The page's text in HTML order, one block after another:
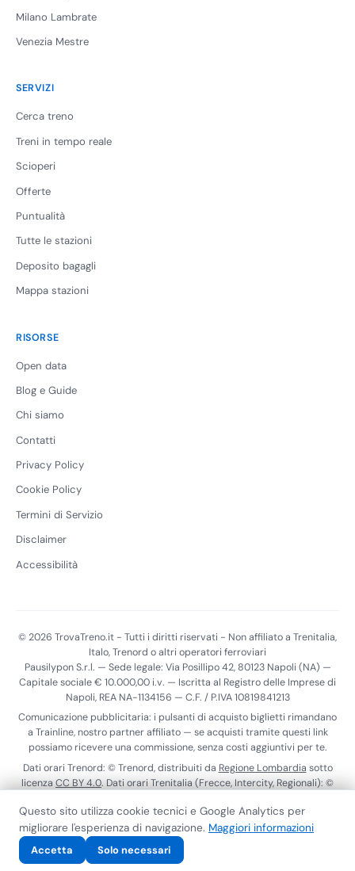
Milano Lambrate
Venezia Mestre
SERVIZI
Cerca treno
Treni in tempo reale
Scioperi
Offerte
Puntualità
Tutte le stazioni
Deposito bagagli
Mappa stazioni
RISORSE
Open data
Blog e Guide
Chi siamo
Contatti
Privacy Policy
Cookie Policy
Termini di Servizio
Disclaimer
Accessibilità
© 2026 TrovaTreno.it - Tutti i diritti riservati - Non affiliato a Trenitalia,
Italo, Trenord o altri operatori ferroviari
Pausilypon S.r.l. — Sede legale: Via Posillipo 42, 80123 Napoli (NA) —
Capitale sociale € 10.000,00 i.v. — Iscritta al Registro delle Imprese di
Napoli, REA NA-1134156 — C.F. / P.IVA 10819841213
Comunicazione pubblicitaria: i pulsanti di acquisto biglietti rimandano
a Trainline, nostro partner affiliato — se acquisti tramite questi link
possiamo ricevere una commissione, senza costi aggiuntivi per te.
Dati orari Trenord: © Trenord, distribuiti da Regione Lombardia sotto
licenzaCC BY 4.0. Dati orari Trenitalia (Frecce, Intercity, Regionali): ©
sensi del Reg. (UE) 2017/1926. Dati realtime Trenitalia:ViaggiaTreno
Calendario scioperi:MIT.
Privacy
Termini Contatti
Questo sito utilizza cookie tecnici e Google Analytics per
migliorare l'esperienza di navigazione. Maggiori informazioni
Accetta
Solo necessari